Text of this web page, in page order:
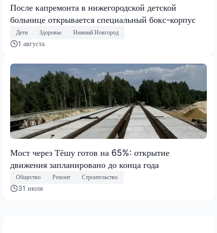
После капремонта в нижегородской детской
больнице открывается специальный бокс-корпус
Дети Здоровье Нижний Новгород
1 августа
Мост через Тёшу готов на 65%: открытие
движения запланировано до конца года
Общество Ремонт Строительство
31 июля